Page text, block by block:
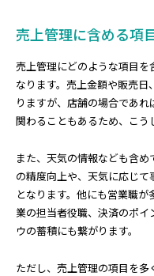
売上管理に含める項
売上管理にどのような項目を
なります。売上金額や販売
りますが、店舗の場合であ
関わることもあるため、こう
また、天気の情報なども含
の精度向上や、天気に応じ
となります。他にも営業職
業の担当者役職、決済のポ
ウの蓄積にも繋がります。
ただし、売上管理の項目を